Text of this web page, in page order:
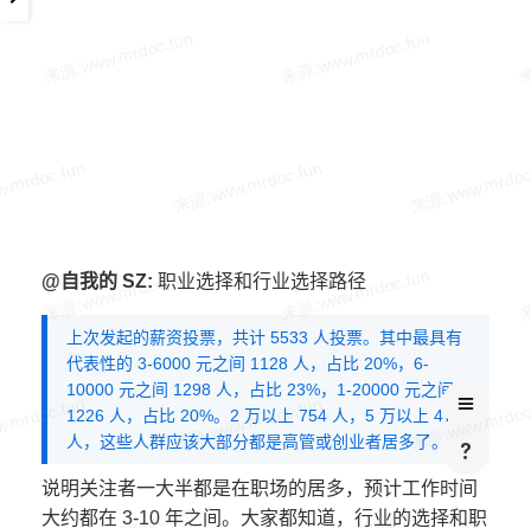
@自我的 SZ: 职业选择和行业选择路径
上次发起的薪资投票，共计 5533 人投票。其中最具有
代表性的 3-6000 元之间 1128 人，占比 20%，6-
10000 元之间 1298 人，占比 23%，1-20000 元之间
1226 人，占比 20%。2 万以上 754 人，5 万以上 477
人，这些人群应该大部分都是高管或创业者居多了。
说明关注者一大半都是在职场的居多，预计工作时间
大约都在 3-10 年之间。大家都知道，行业的选择和职